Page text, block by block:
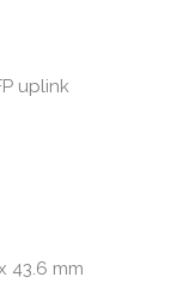
uplink
43.6 mm